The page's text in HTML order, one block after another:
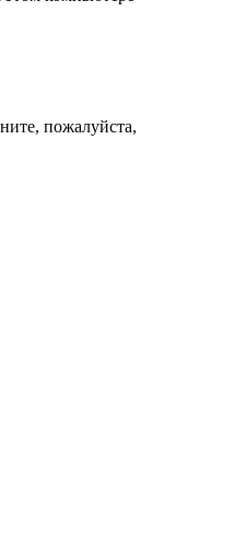
пожалуйста,